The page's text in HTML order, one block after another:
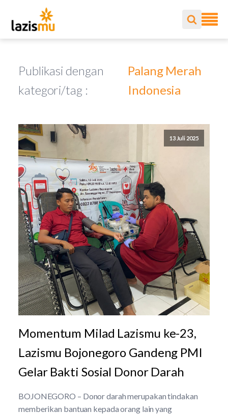
Publikasi dengan
kategori/tag :
Palang Merah
Indonesia
13 Juli 2025
Momentum Milad Lazismu ke-23,
Lazismu Bojonegoro Gandeng PMI
Gelar Bakti Sosial Donor Darah
BOJONEGORO – Donor darah merupakan tindakan
memberikan bantuan kepada orang lain yang